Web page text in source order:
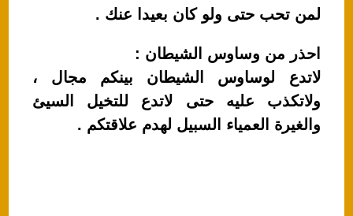
لمن تحب حتى ولو كان بعيدا عنك .
احذر من وساوس الشيطان :
لاتدع لوساوس الشيطان بينكم مجال ،
ولاتكذب عليه حتى لاتدع للتخيل السيئ
والغيرة العمياء السبيل لهدم علاقتكم .